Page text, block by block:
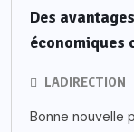
Des
économiques
LADIRECTION
Bonne nouvelle